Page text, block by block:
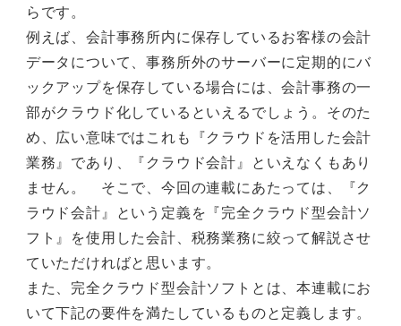
らです。
例えば、会計事務所内に保存しているお客様の会計
データについて、事務所外のサーバーに定期的にバ
ックアップを保存している場合には、会計事務の一
部がクラウド化しているといえるでしょう。そのた
め、広い意味ではこれも『クラウドを活用した会計
業務』であり、『クラウド会計』といえなくもあり
ません。 そこで、今回の連載にあたっては、『ク
ラウド会計』という定義を『完全クラウド型会計ソ
フト』を使用した会計、税務業務に絞って解説させ
ていただければと思います。
また、完全クラウド型会計ソフトとは、本連載にお
いて下記の要件を満たしているものと定義します。